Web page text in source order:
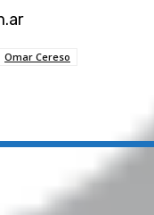
Omar Cereso